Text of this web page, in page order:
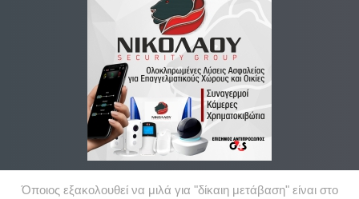
Όποιος εξακολουθεί να μιλά για "δίκαιη μετάβαση" είναι στο